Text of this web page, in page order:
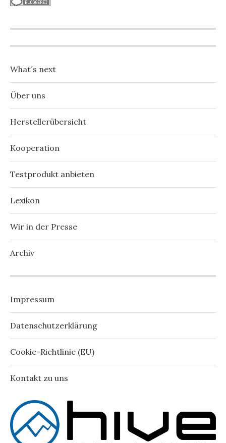
What´s next
Über uns
Herstellerübersicht
Kooperation
Testprodukt anbieten
Lexikon
Wir in der Presse
Archiv
Impressum
Datenschutzerklärung
Cookie-Richtlinie (EU)
Kontakt zu uns